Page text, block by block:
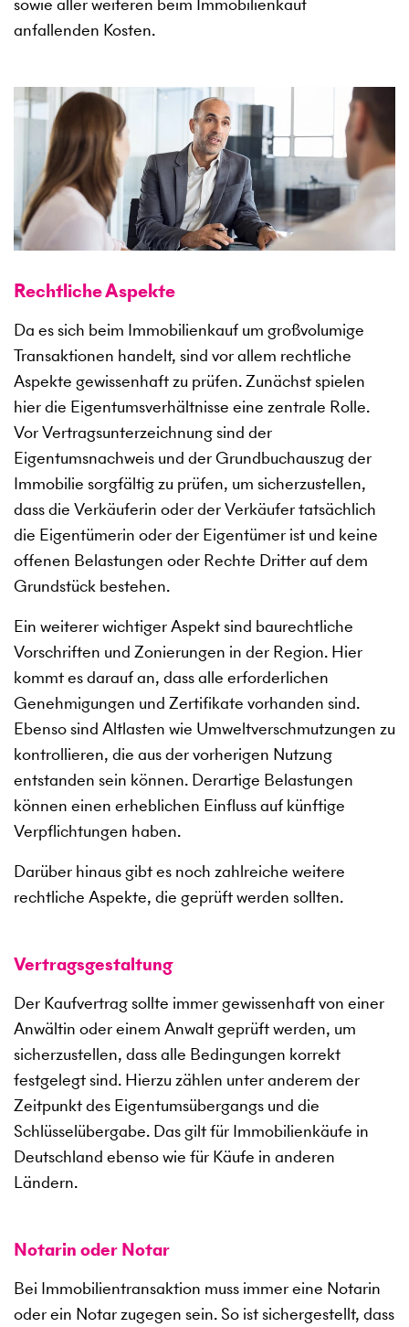
anfallenden Kosten.
Rechtliche Aspekte
Da es sich beim Immobilienkauf um großvolumige
Transaktionen handelt, sind vor allem rechtliche
Aspekte gewissenhaft zu prüfen. Zunächst spielen
hier die Eigentumsverhältnisse eine zentrale Rolle.
Vor Vertragsunterzeichnung sind der
Eigentumsnachweis und der Grundbuchauszug der
Immobilie sorgfältig zu prüfen, um sicherzustellen,
dass die Verkäuferin oder der Verkäufer tatsächlich
die Eigentümerin oder der Eigentümer ist und keine
offenen Belastungen oder Rechte Dritter auf dem
Grundstück bestehen.
Ein weiterer wichtiger Aspekt sind baurechtliche
Vorschriften und Zonierungen in der Region. Hier
kommt es darauf an, dass alle erforderlichen
Genehmigungen und Zertifikate vorhanden sind.
Ebenso sind Altlasten wie Umweltverschmutzungen zu
kontrollieren, die aus der vorherigen Nutzung
entstanden sein können. Derartige Belastungen
können einen erheblichen Einfluss auf künftige
Verpflichtungen haben.
Darüber hinaus gibt es noch zahlreiche weitere
rechtliche Aspekte, die geprüft werden sollten.
Vertragsgestaltung
Der Kaufvertrag sollte immer gewissenhaft von einer
Anwältin oder einem Anwalt geprüft werden, um
sicherzustellen, dass alle Bedingungen korrekt
festgelegt sind. Hierzu zählen unter anderem der
Zeitpunkt des Eigentumsübergangs und die
Schlüsselübergabe. Das gilt für Immobilienkäufe in
Deutschland ebenso wie für Käufe in anderen
Ländern.
Notarin oder Notar
Bei Immobilientransaktion muss immer eine Notarin
oder ein Notar zugegen sein. So ist sichergestellt, dass